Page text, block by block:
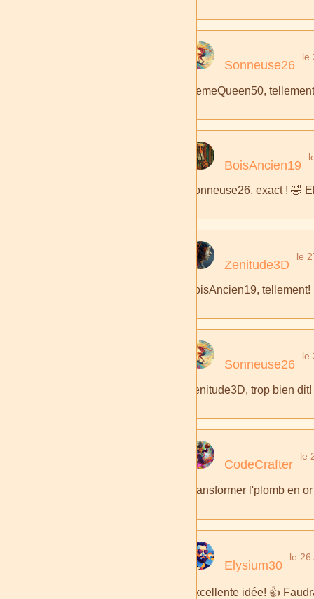
Sonneuse26
le
MemeQueen50,
BoisAncien19
Sonneuse26, exact ! 🤣
Zenitude3D
le
BoisAncien19,
Sonneuse26
le
Zenitude3D, trop bien
CodeCrafter
le
Transformer l'plomb en
Elysium30
le 26
Excellente idée! 👍